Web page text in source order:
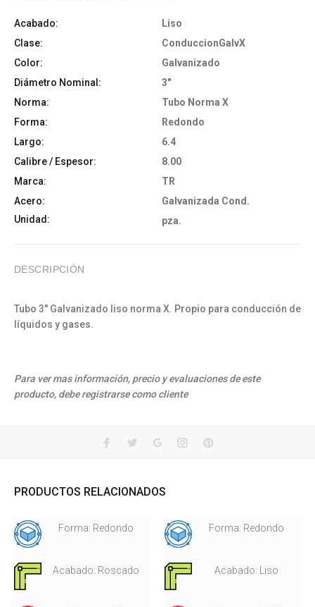
Acabado:
Liso
Clase:
ConduccionGalvX
Color:
Galvanizado
Diámetro Nominal:
3"
Norma:
Tubo Norma X
Forma:
Redondo
Largo:
6.4
Calibre / Espesor:
8.00
Marca:
TR
Acero:
Galvanizada Cond.
Unidad:
pza.
DESCRIPCIÓN
Tubo 3" Galvanizado liso norma X. Propio para conducción de
líquidos y gases.
Para ver mas información, precio y evaluaciones de este
producto, debe registrarse como cliente
PRODUCTOS RELACIONADOS
Forma: Redondo
Acabado: Roscado
Forma: Redondo
Acabado: Liso